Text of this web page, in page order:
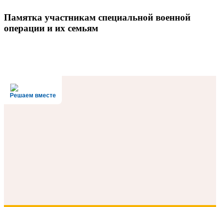
Памятка участникам специальной военной
операции и их семьям
Решаем вместе